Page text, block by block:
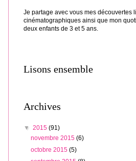
Je partage avec vous mes découvertes
cinématographiques ainsi que mon
deux enfants de 3 et 5 ans.
Lisons ensemble
Archives
▼ 2015 (91)
novembre 2015(6)
octobre 2015(5)